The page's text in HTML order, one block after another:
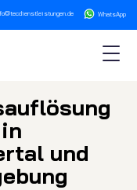
WhatsApp
flösung
in
und